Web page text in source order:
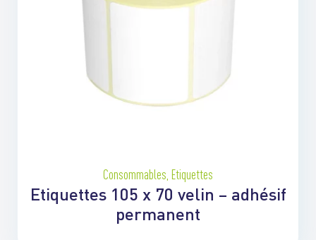
Consommables Etiquettes
Etiquettes 105 x 70 velin – adhésif
permanent